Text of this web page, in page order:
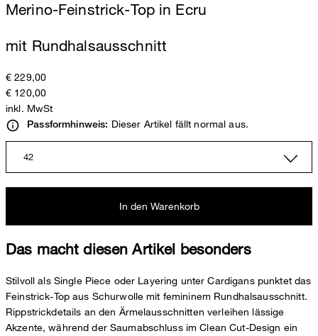
Merino-Feinstrick-Top in Ecru
mit Rundhalsausschnitt
€ 229,00
€ 120,00
inkl. MwSt
Passformhinweis: Dieser Artikel fällt normal aus.
42
In den Warenkorb
Das macht diesen Artikel besonders
Stilvoll als Single Piece oder Layering unter Cardigans punktet das
Feinstrick-Top aus Schurwolle mit femininem Rundhalsausschnitt.
Rippstrickdetails an den Ärmelausschnitten verleihen lässige
Akzente, während der Saumabschluss im Clean Cut-Design ein